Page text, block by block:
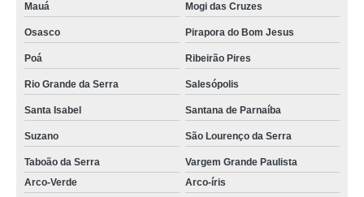
Mauá Mogi das Cruzes
Osasco Pirapora do Bom Jesus
Poá Ribeirão Pires
Rio Grande da Serra Salesópolis
Santa Isabel Santana de Parnaíba
Suzano São Lourenço da Serra
Taboão da Serra
Vargem Grande Paulista
Arco-Verde
Arco-íris